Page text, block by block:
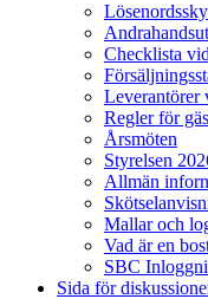
Checklista
Leverantörer
Regler för
Årsmöten
Styrelsen
Allmän
Mallar och
Vad är en
SBC
Sida för